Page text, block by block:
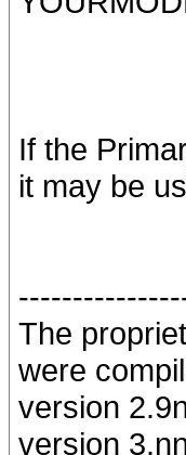
If the
it may be
The
were
version
version